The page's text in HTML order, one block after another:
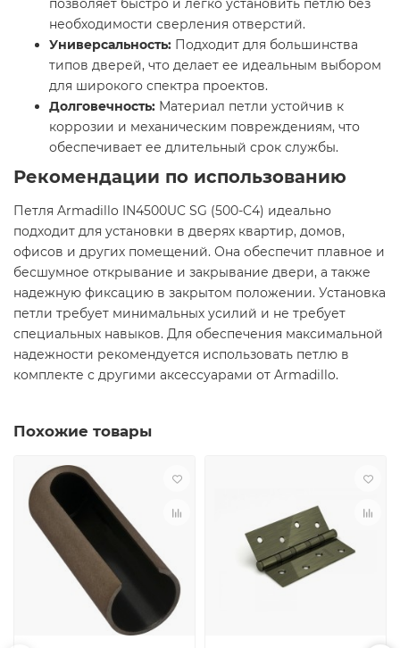
позволяет быстро и легко установить петлю без
необходимости сверления отверстий.
Универсальность: Подходит для большинства
типов дверей, что делает ее идеальным выбором
для широкого спектра проектов.
Долговечность: Материал петли устойчив к
коррозии и механическим повреждениям, что
обеспечивает ее длительный срок службы.
Рекомендации по использованию
Петля Armadillo IN4500UC SG (500-C4) идеально
подходит для установки в дверях квартир, домов,
офисов и других помещений. Она обеспечит плавное и
бесшумное открывание и закрывание двери, а также
надежную фиксацию в закрытом положении. Установка
петли требует минимальных усилий и не требует
специальных навыков. Для обеспечения максимальной
надежности рекомендуется использовать петлю в
комплекте с другими аксессуарами от Armadillo.
Похожие товары